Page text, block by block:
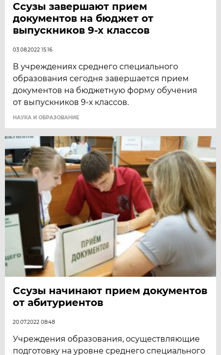
Ссузы завершают прием
документов на бюджет от
выпускников 9-х классов
03.08.2022 15:16
В учреждениях среднего специального
образования сегодня завершается прием
документов на бюджетную форму обучения
от выпускников 9-х классов.
НАУКА И ОБРАЗОВАНИЕ
Ссузы начинают прием документов
от абитуриентов
20.07.2022 08:48
Учреждения образования, осуществляющие
подготовку на уровне среднего специального